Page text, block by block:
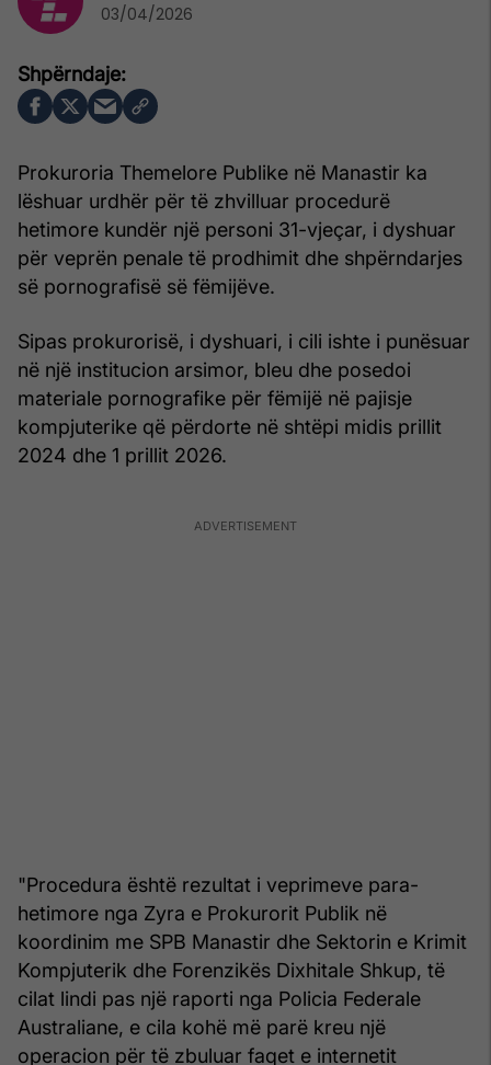
Prokuroria Themelore Publike në Manastir ka
lëshuar urdhër për të zhvilluar procedurë
hetimore kundër një personi 31-vjeçar, i dyshuar
për veprën penale të prodhimit dhe shpërndarjes
së pornografisë së fëmijëve.
Sipas prokurorisë, i dyshuari, i cili ishte i punësuar
në një institucion arsimor, bleu dhe posedoi
materiale pornografike për fëmijë në pajisje
kompjuterike që përdorte në shtëpi midis prillit
2024 dhe 1 prillit 2026.
"Procedura është rezultat i veprimeve para-
hetimore nga Zyra e Prokurorit Publik në
koordinim me SPB Manastir dhe Sektorin e Krimit
Kompjuterik dhe Forenzikës Dixhitale Shkup, të
cilat lindi pas një raporti nga Policia Federale
Australiane, e cila kohë më parë kreu një
operacion për të zbuluar faqet e internetit
03/04/2026